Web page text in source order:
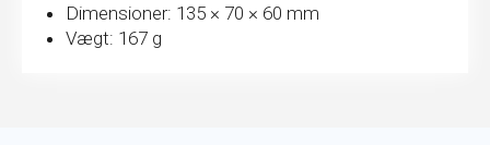
Dimensioner: 135 × 70 × 60 mm
Vægt: 167 g